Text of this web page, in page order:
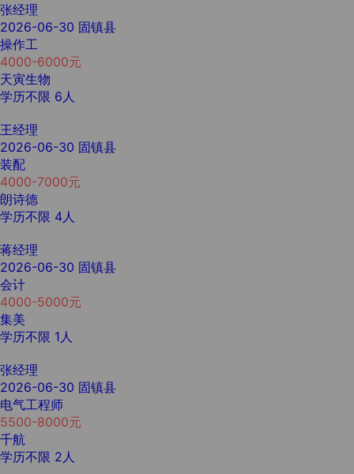
张经理
2026-06-30 固镇县
操作工
4000-6000元
天寅生物
学历不限 6人
王经理
2026-06-30 固镇县
装配
4000-7000元
朗诗德
学历不限 4人
蒋经理
2026-06-30 固镇县
会计
4000-5000元
集美
学历不限 1人
张经理
2026-06-30 固镇县
电气工程师
5500-8000元
千航
学历不限 2人